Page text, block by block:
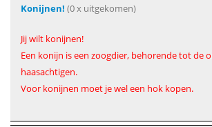
Konijnen! (0 x uitgekomen)
Jij wilt konijnen!
Een konijn is een zoogdier, behorende tot de
haasachtigen.
Voor konijnen moet je wel een hok kopen.